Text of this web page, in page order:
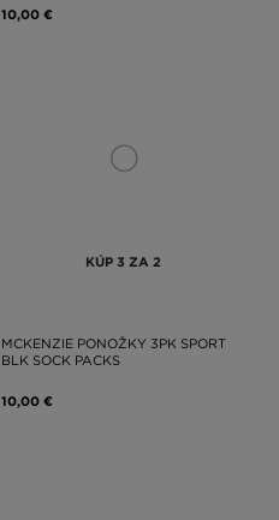
10,00 €
KÚP 3 ZA 2
MCKENZIE PONOŽKY 3PK SPORT
BLK SOCK PACKS
10,00 €